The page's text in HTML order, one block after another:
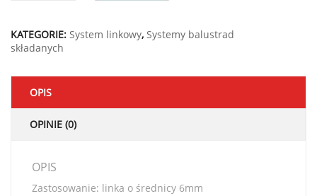
KATEGORIE: System linkowy, Systemy balustrad
składanych
OPIS
OPINIE (0)
OPIS
Zastosowanie: linka o średnicy 6mm